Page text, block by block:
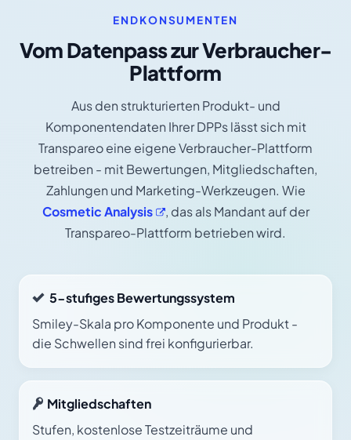
ENDKONSUMENTEN
Vom Datenpass zur Verbraucher-
Plattform
Aus den strukturierten Produkt- und
Komponentendaten Ihrer DPPs lässt sich mit
Transpareo eine eigene Verbraucher-Plattform
betreiben - mit Bewertungen, Mitgliedschaften,
Zahlungen und Marketing-Werkzeugen. Wie
CosmeticAnalysis
, das als Mandant auf der
Transpareo-Plattform betrieben wird.
5-stufiges Bewertungssystem
Smiley-Skala pro Komponente und Produkt -
die Schwellen sind frei konfigurierbar.
Mitgliedschaften
Stufen, kostenlose Testzeiträume und